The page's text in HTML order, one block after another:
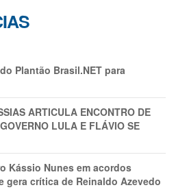
Plantão Brasil.NET para
ARTICULA ENCONTRO DE
LULA E FLÁVIO SE
Kássio Nunes em acordos
gera crítica de Reinaldo Azevedo